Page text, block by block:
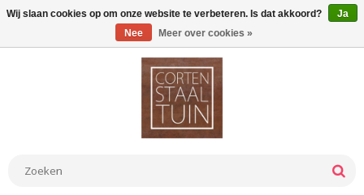
Wij slaan cookies op om onze website te verbeteren. Is dat akkoord?
Ja
Nee
Meer over cookies »